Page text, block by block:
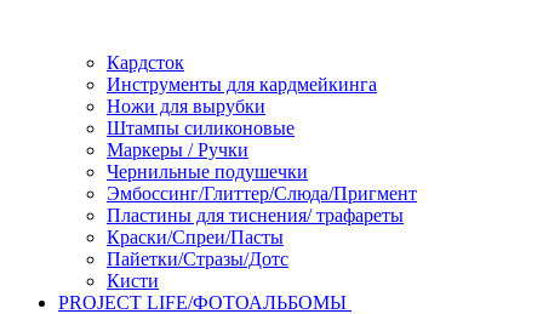
Кардсток
Инструменты для кардмейкинга
Ножи для вырубки
Штампы силиконовые
Маркеры / Ручки
Чернильные подушечки
Эмбоссинг/Глиттер/Слюда/Пригмент
Пластины для тиснения/ трафареты
Краски/Спреи/Пасты
Пайетки/Стразы/Дотс
Кисти
PROJECT LIFE/ФОТОАЛЬБОМЫ